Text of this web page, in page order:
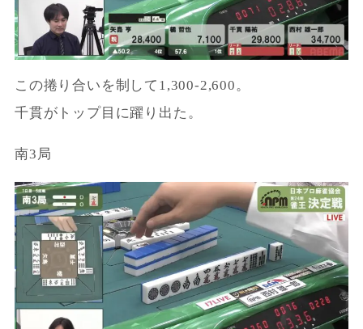
この捲り合いを制して1,300-2,600。
千貫がトップ目に躍り出た。
南3局